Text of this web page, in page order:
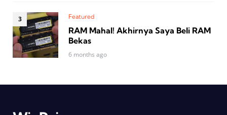
Featured
RAM Mahal! Akhirnya Saya Beli RAM
Bekas
6 months ago